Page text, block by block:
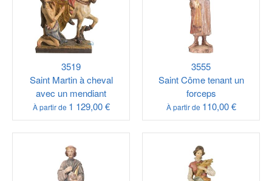
3519
Saint Martin à cheval
avec un mendiant
À partir de 1 129,00 €
3555
Saint Côme tenant un
forceps
À partir de 110,00 €